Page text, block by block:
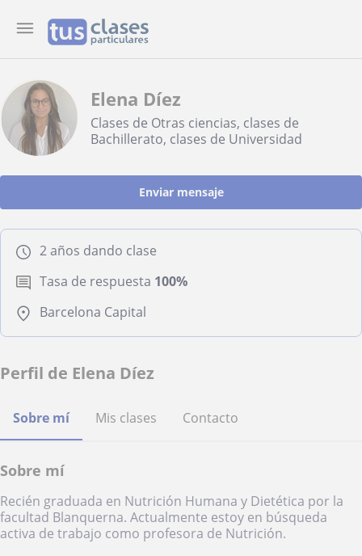
Elena Díez
Clases de Otras ciencias, clases de
Bachillerato, clases de Universidad
Enviar mensaje
2 años dando clase
Tasa de respuesta 100%
Barcelona Capital
Perfil de Elena Díez
Sobre mí Mis clases Contacto
Sobre mí
Recién graduada en Nutrición Humana y Dietética por la
facultad Blanquerna. Actualmente estoy en búsqueda
activa de trabajo como profesora de Nutrición.